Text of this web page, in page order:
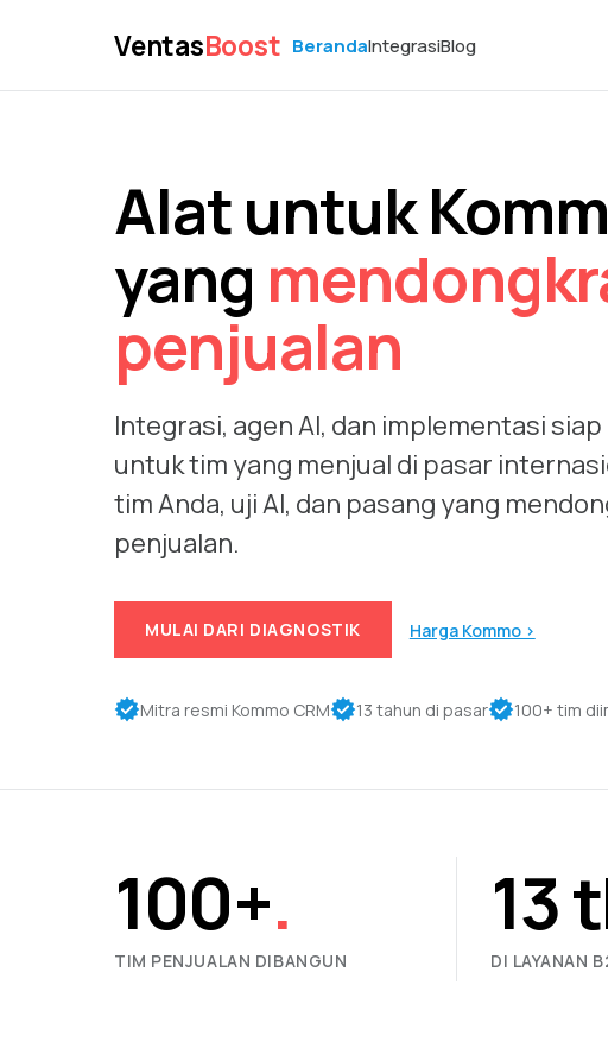
VentasBoost BerandaIntegrasiBlog
Alat untuk
yang
penjualan
Integrasi, agen AI, dan implementasi
untuk tim yang menjual di pasar
tim Anda, uji AI, dan pasang yang
penjualan.
MULAI DARI DIAGNOSTIK Harga Kommo ›
Mitra resmi Kommo CRM 13 tahun di pasar 100+ tim
100+.
TIM PENJUALAN DIBANGUN
13
DI LAYANAN